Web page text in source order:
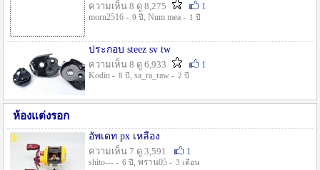
ความเห็น 8 ดู 8,275
1
morn2516 - 9 ปี , Num mea - 1 ปี
ประกอบ steez sv tw
ความเห็น 8 ดู 6,933
1
Kodin - 8 ปี , sa_ra_raw - 2 ปี
ห้องแต่งรอก
อัพเดท px เหลือง
ความเห็น 7 ดู 3,591
1
shito--- - 6 ปี , พราน05 - 3 เดือน